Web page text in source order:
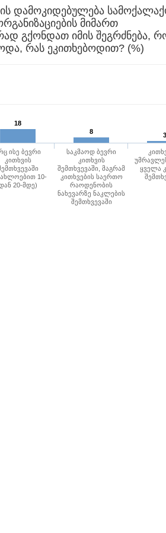
დამოკიდებულება
მიმართ
გქონდათ იმის შეგრძნება,
რესპონდენტს არ ესმოდა, რას ეკითხებოდით? (%)
18
8
3
ისე ბევრი
კითხვის
10-
20-მდე)
საკმაოდ ბევრი
კითხვის
შემთხვევაში, მაგრამ
კითხვების საერთო
რაოდენობის
ნახევარზე ნაკლების
შემთხვევაში
ყველა